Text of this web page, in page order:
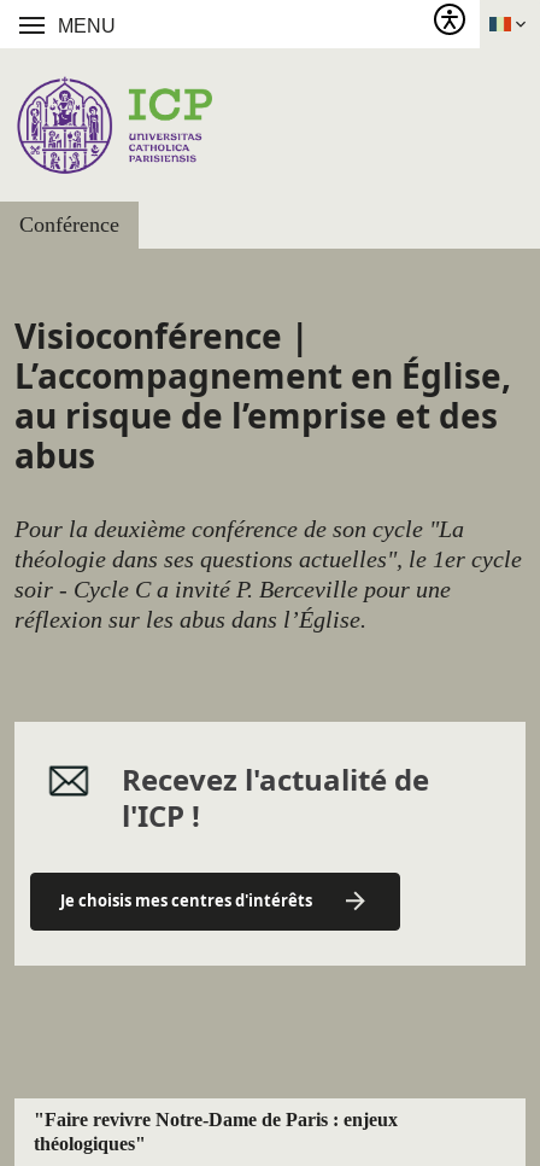
MENU
Conférence
Visioconférence |
L’accompagnement en Église,
au risque de l’emprise et des
abus
Pour la deuxième conférence de son cycle "La
théologie dans ses questions actuelles", le 1er cycle
soir - Cycle C a invité P. Berceville pour une
réflexion sur les abus dans l’Église.
Recevez l'actualité de
l'ICP !
Je choisis mes centres d'intérêts
"Faire revivre Notre-Dame de Paris : enjeux
théologiques"